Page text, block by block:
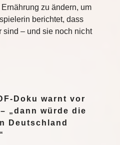
zu ändern, um
berichtet, dass
sind – und sie noch nicht
Doku warnt vor
„dann würde die
Deutschland